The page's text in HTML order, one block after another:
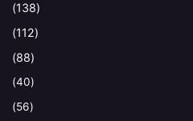
(138)
(112)
(88)
(40)
(56)